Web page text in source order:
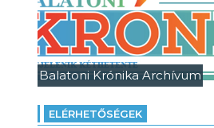
Balatoni Krónika Archívum
ELÉRHETŐSÉGEK